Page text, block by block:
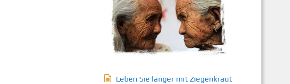
Leben Sie länger mit Ziegenkraut